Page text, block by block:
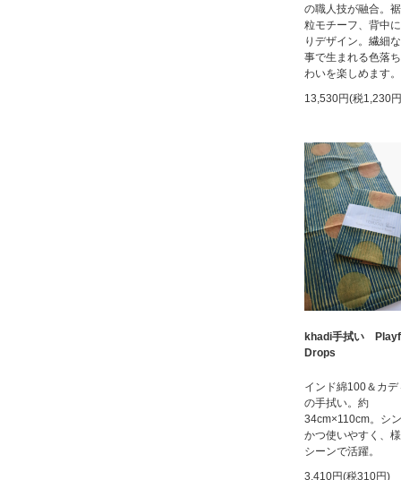
の職人技が融合。
粒モチーフ、背中
りデザイン。繊細
事で生まれる色落
わいを楽しめます。
13,530円(税1,230
khadi手拭い
Drops
インド綿100＆カデ
の手拭い。約
34cm×110cm。シ
かつ使いやすく、
シーンで活躍。
3,410円(税310円)